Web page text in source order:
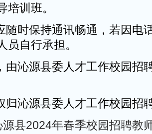
培训班。
随时保持通讯畅通，若因电
员自行承担。
由沁源县委人才工作校园招
归沁源县委人才工作校园招
源县2024年春季校园招聘教